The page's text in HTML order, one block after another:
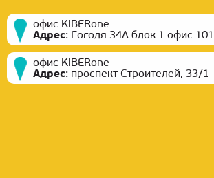
офис KIBERone
Адрес: Гоголя 34А блок 1 офис 101
офис KIBERone
Адрес: проспект Строителей, 33/1